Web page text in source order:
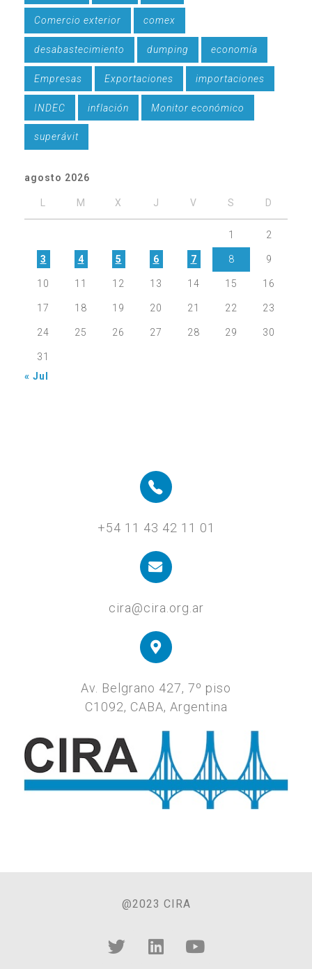
Comercio exterior comex
desabastecimiento dumping economía
Empresas Exportaciones importaciones
INDEC inflación Monitor económico
superávit
agosto 2026
L M X J V S D
1 2
3 4 5 6 7 8 9
10 11 12 13 14 15 16
17 18 19 20 21 22 23
24 25 26 27 28 29 30
31
« Jul
+54 11 43 42 11 01
cira@cira.org.ar
Av. Belgrano 427, 7º piso
C1092, CABA, Argentina
@2023 CIRA